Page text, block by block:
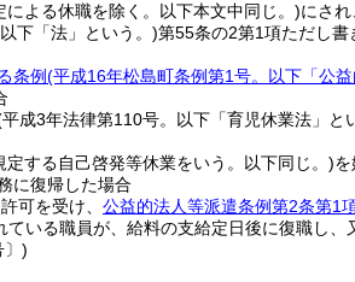
による休職を除く。以下本文中同じ。)にさ
下「法」という。)第55条の2第1項ただし書
条例(平成16年松島町条例第1号。以下「公
成3年法律第110号。以下「育児休業法」と
する自己啓発等休業をいう。以下同じ。)
に復帰した場合
可を受け、 公益的法人等派遣条例第2条第1
いる職員が、給料の支給定日後に復職し
〕)